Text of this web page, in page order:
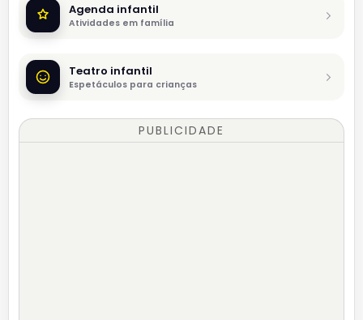
Agenda infantil
Atividades em família
Teatro infantil
Espetáculos para crianças
PUBLICIDADE